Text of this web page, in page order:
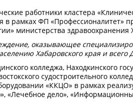
работники кластера
в рамках ФП «Профессионалитет»
министерства здравоохранения
оказывающее
Хабаровского края и всего
колледжа, Находкинского
судостроительного
«ККЦО» в рамках
«Лечебное дело»,